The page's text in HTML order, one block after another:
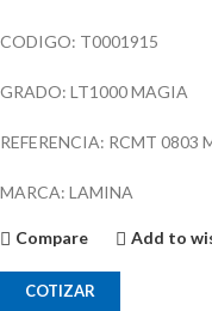
CODIGO: T0001915
GRADO: LT1000 MAGIA
REFERENCIA: RCMT 0803
MARCA: LAMINA
Compare Add to
COTIZAR